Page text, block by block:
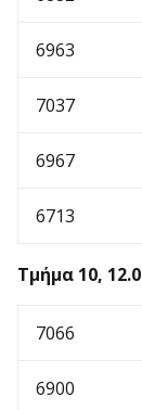
6963
7037
6967
6713
Τμήμα 10,
7066
6900